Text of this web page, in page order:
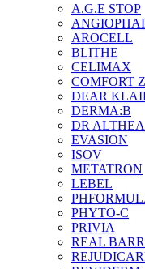
A.G.E STOP
AROCELL
BLITHE
CELIMAX
COMFORT
DEAR
DERMA:B
DR ALTHEA
EVASION
ISOV
METATRON
LEBEL
PHYTO-C
PRIVIA
REAL